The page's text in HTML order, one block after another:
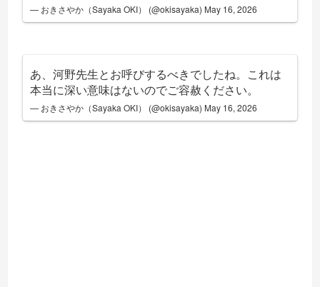
— おきさやか（Sayaka OKI） (@okisayaka) May 16, 2026
あ、河野先生とお呼びするべきでしたね。これは
本当に深い意味はないのでご容赦ください。
— おきさやか（Sayaka OKI） (@okisayaka) May 16, 2026